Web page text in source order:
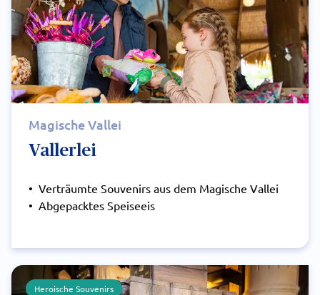
Magische Vallei
Vallerlei
• Verträumte Souvenirs aus dem Magische Vallei
• Abgepacktes Speiseeis
Heroische Souvenirs